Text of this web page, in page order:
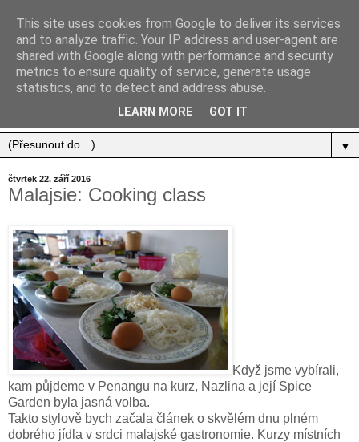
Jídlo, cestování, život.
▼
čtvrtek 22. září 2016
Malajsie: Cooking class
Když jsme vybírali,
kam půjdeme v Penangu na kurz, Nazlina a její Spice
Garden byla jasná volba.
Takto stylově bych začala článek o skvělém dnu plném
dobrého jídla v srdci malajské gastronomie. Kurzy místních
This site uses cookies from Google to deliver its services
and to analyze traffic. Your IP address and user-agent are
shared with Google along with performance and security
metrics to ensure quality of service, generate usage
statistics, and to detect and address abuse.
LEARN MORE GOT IT